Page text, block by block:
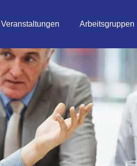
Veranstaltungen Arbeitsgruppen